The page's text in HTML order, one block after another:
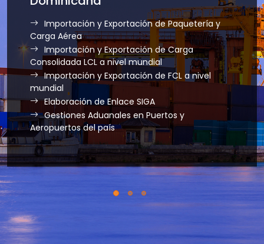
Importación y Exportación de Paquetería y
Carga Aérea
Importación y Exportación de Carga
Consolidada LCL a nivel mundial
Importación y Exportación de FCL a nivel
mundial
Elaboración de Enlace SIGA
Gestiones Aduanales en Puertos y
Aeropuertos del país